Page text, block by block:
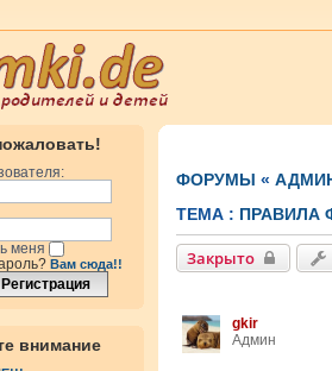
меня
Вам сюда!!
внимание
ФОРУМЫ «
ТЕМА : ПРАВИЛА
Закрыто
gkir
Админ